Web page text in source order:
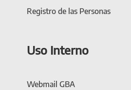
Registro de las Personas
Uso Interno
Webmail GBA